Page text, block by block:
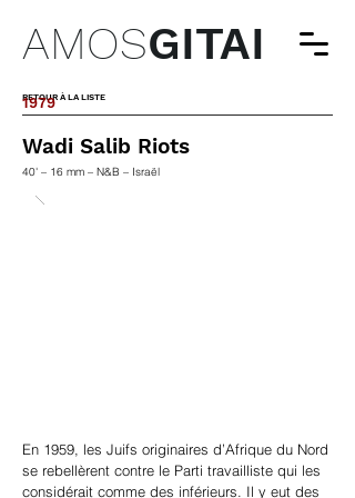
AMOSGITAI
RETOUR À LA LISTE
1979
Wadi Salib Riots
40' – 16 mm – N&B – Israël
En 1959, les Juifs originaires d’Afrique du Nord
se rebellèrent contre le Parti travailliste qui les
considérait comme des inférieurs. Il y eut des